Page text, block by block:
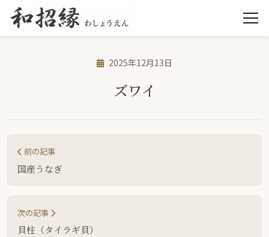
2025年12月13日
ズワイ
前の記事
国産うなぎ
次の記事
貝柱（タイラギ貝）